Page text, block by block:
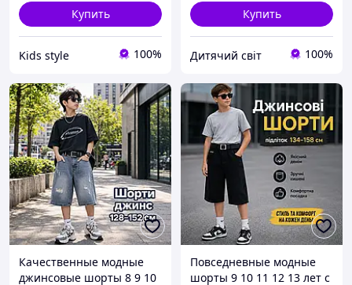
Купить
Kids style 100%
Купить
Дитячий світ 100%
Качественные модные
джинсовые шорты 8 9 10
Повседневные модные
шорты 9 10 11 12 13 лет с